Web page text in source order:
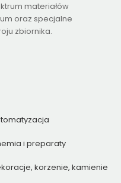
materiałów
oraz specjalne
zbiornika.
i preparaty
korzenie, kamienie